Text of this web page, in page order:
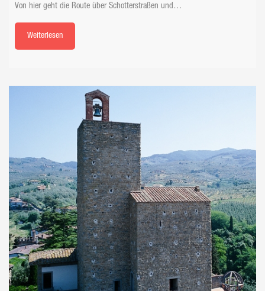
Von hier geht die Route über Schotterstraßen und…
Weiterlesen